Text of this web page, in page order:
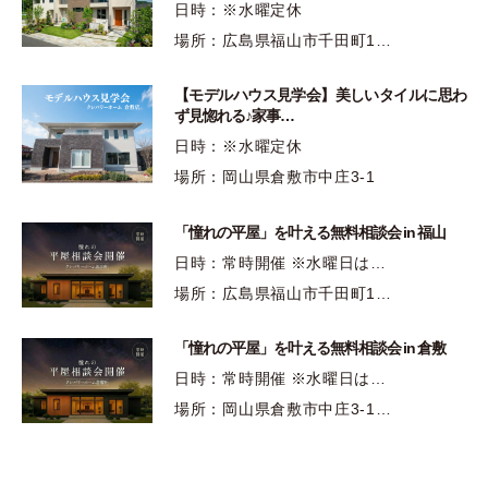
日時：※水曜定休
場所：広島県福山市千田町1…
【モデルハウス見学会】美しいタイルに思わ
ず見惚れる♪家事…
日時：※水曜定休
場所：岡山県倉敷市中庄3-1
「憧れの平屋」を叶える無料相談会 in 福山
日時：常時開催 ※水曜日は…
場所：広島県福山市千田町1…
「憧れの平屋」を叶える無料相談会 in 倉敷
日時：常時開催 ※水曜日は…
場所：岡山県倉敷市中庄3-1…